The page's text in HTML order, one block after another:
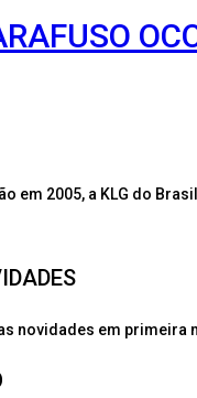
em 2005, a KLG do
novidades em primeira